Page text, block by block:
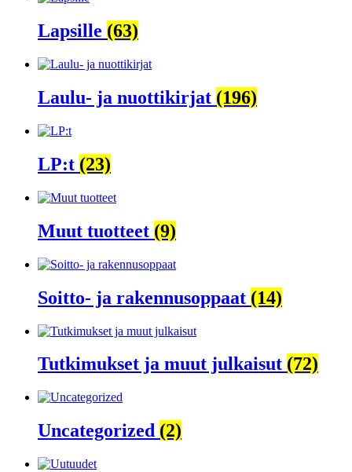
Lapsille (63)
Laulu- ja nuottikirjat (196)
LP:t (23)
Muut tuotteet (9)
Soitto- ja rakennusoppaat (14)
Tutkimukset ja muut julkaisut (72)
Uncategorized (2)